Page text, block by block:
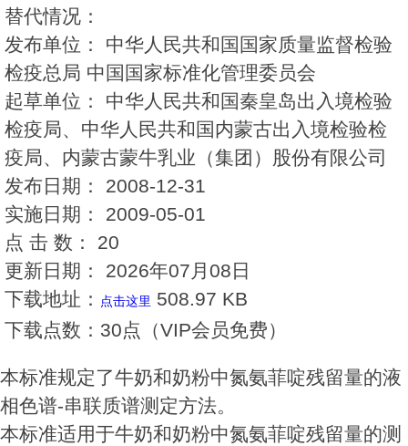
替代情况：
发布单位： 中华人民共和国国家质量监督检验
检疫总局 中国国家标准化管理委员会
起草单位： 中华人民共和国秦皇岛出入境检验
检疫局、中华人民共和国内蒙古出入境检验检
疫局、内蒙古蒙牛乳业（集团）股份有限公司
发布日期： 2008-12-31
实施日期： 2009-05-01
点 击 数： 20
更新日期： 2026年07月08日
下载地址：
点击这里 508.97 KB
下载点数： 30点（VIP会员免费）
本标准规定了牛奶和奶粉中氮氨菲啶残留量的液
相色谱-串联质谱测定方法。
本标准适用于牛奶和奶粉中氮氨菲啶残留量的测